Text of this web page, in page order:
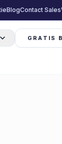
BlogContact Sales
GRATIS